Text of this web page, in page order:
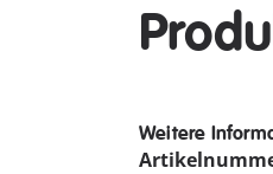
Weitere